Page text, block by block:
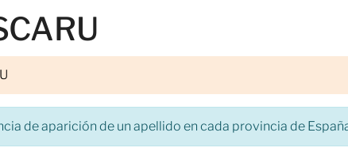
de aparición de un apellido en cada provincia de